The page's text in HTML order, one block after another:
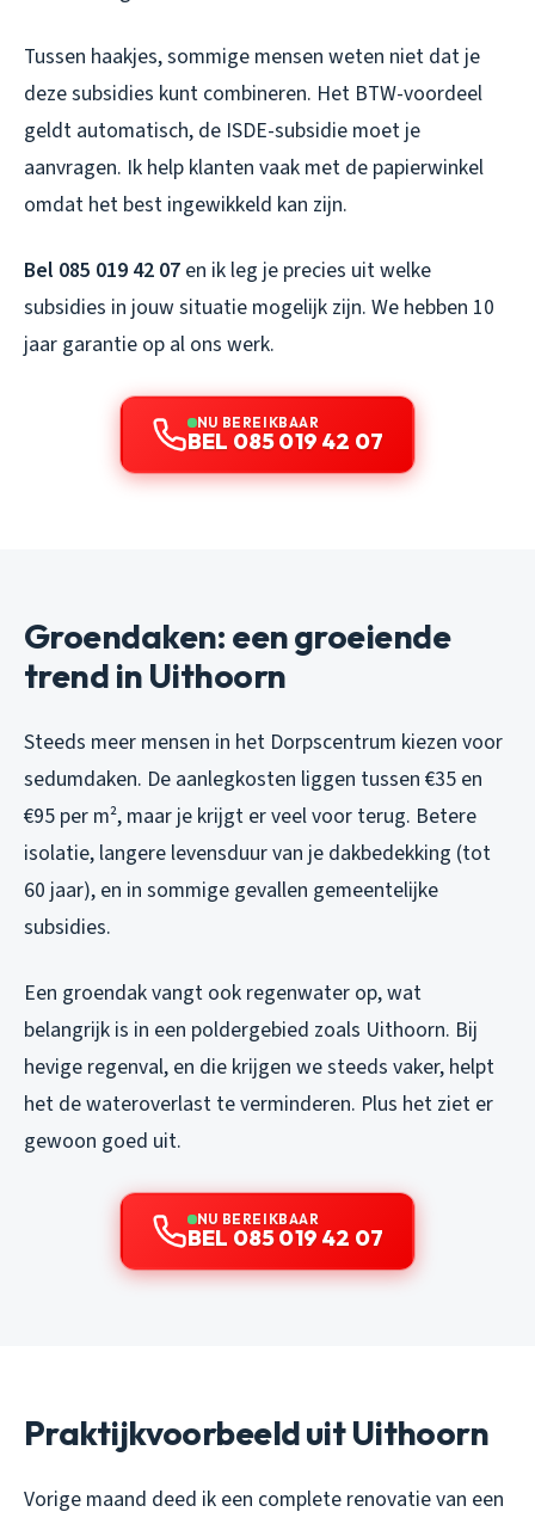
Tussen haakjes, sommige mensen weten niet dat je
deze subsidies kunt combineren. Het BTW-voordeel
geldt automatisch, de ISDE-subsidie moet je
aanvragen. Ik help klanten vaak met de papierwinkel
omdat het best ingewikkeld kan zijn.
Bel 085 019 42 07 en ik leg je precies uit welke
subsidies in jouw situatie mogelijk zijn. We hebben 10
jaar garantie op al ons werk.
NU BEREIKBAAR
BEL 085 019 42 07
Groendaken: een groeiende
trend in Uithoorn
Steeds meer mensen in het Dorpscentrum kiezen voor
sedumdaken. De aanlegkosten liggen tussen €35 en
€95 per m², maar je krijgt er veel voor terug. Betere
isolatie, langere levensduur van je dakbedekking (tot
60 jaar), en in sommige gevallen gemeentelijke
subsidies.
Een groendak vangt ook regenwater op, wat
belangrijk is in een poldergebied zoals Uithoorn. Bij
hevige regenval, en die krijgen we steeds vaker, helpt
het de wateroverlast te verminderen. Plus het ziet er
gewoon goed uit.
NU BEREIKBAAR
BEL 085 019 42 07
Praktijkvoorbeeld uit Uithoorn
Vorige maand deed ik een complete renovatie van een